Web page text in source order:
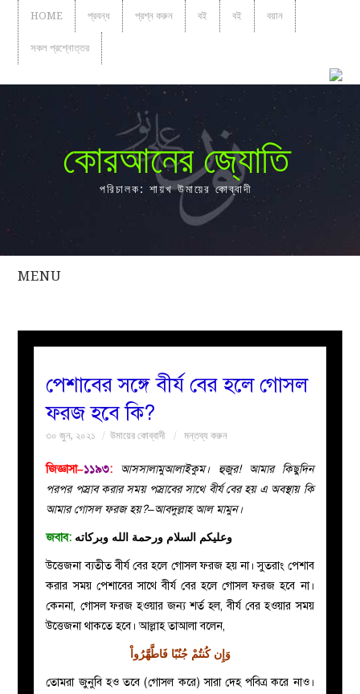
HOME প্রবন্ধ প্রশ্ন করুন বই বই বয়ান
সকল প্রশ্নোত্তর
কোরআনের জ্যোতি
পরিচালক: শায়খ উমায়ের কোব্বাদী
MENU
সকল
নারীদের
মজলিস
প্রশ্ন
পেশাবের সঙ্গে বীর্য বের হলে গোসল
ফরজ হবে কি?
৩০ জুন, ২০২১ উমায়ের কোব্বাদী মন্তব্য করুন
জিজ্ঞাসা–১১৯৩:
আসসালামুআলাইকুম। হুজুর! আমার কিছুদিন
পরপর পস্রাব করার সময় পস্রাবের সাথে বীর্য বের হয় এ অবস্থায় কি
আমার গোসল ফরজ হয়?–আবদুল্লাহ আল মামুন।
জবাব: وعليكم السلام ورحمة الله وبركاته
উত্তেজনা ব্যতীত বীর্য বের হলে গোসল ফরজ হয় না। সুতরাং পেশাব
করার সময় পেশাবের সাথে বীর্য বের হলে গোসল ফরজ হবে না।
কেননা, গোসল ফরজ হওয়ার জন্য শর্ত হল, বীর্য বের হওয়ার সময়
উত্তেজনা থাকতে হবে। আল্লাহ তাআলা বলেন,
وَإِن كُنتُمْ جُنُبًا فَاطَّهَّرُواْ
তোমরা জুনুবি হও তবে (গোসল করে) সারা দেহ পবিত্র করে নাও।